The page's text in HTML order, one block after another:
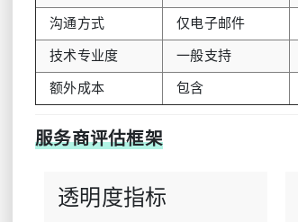
沟通方式
仅电子邮件
技术专业度
一般支持
额外成本
包含
服务商评估框架
透明度指标